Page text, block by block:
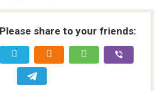
share to your friends: